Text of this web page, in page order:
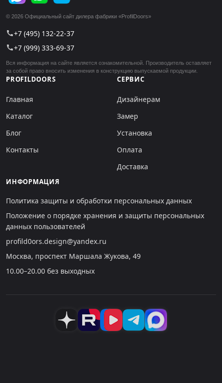
© 2026 Официальный сайт дилера фабрики «ProfilDoors»
call+7 (495) 132-22-37
call+7 (999) 333-69-37
Вся информация на сайте является ознакомительной. Производитель оставляет
за собой право вносить изменения в конструкцию выпускаемой продукции.
PROFILDOORS
Главная
Каталог
Блог
Контакты
СЕРВИС
Дизайнерам
Замер
Установка
Оплата
Доставка
ИНФОРМАЦИЯ
Политика защиты и обработки персональных данных
Положение о порядке хранения и защиты персональных
данных пользователей
profild0ors.design@yandex.ru
Москва, проспект Маршала Жукова, 49
10.00–20.00 без выходных